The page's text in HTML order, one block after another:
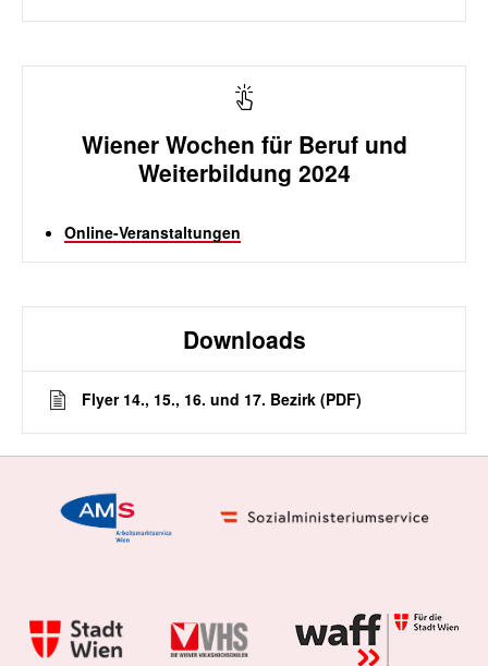
Wiener Wochen für Beruf und
Weiterbildung 2024
Online-Veranstaltungen
Downloads
Flyer 14., 15., 16. und 17. Bezirk (PDF)